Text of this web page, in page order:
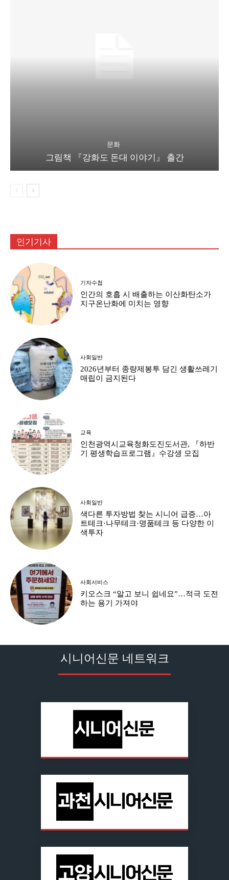
문화
그림책 『강화도 돈대 이야기』 출간
인기기사
기자수첩
인간의 호흡 시 배출하는 이산화탄소가
지구온난화에 미치는 영향
사회일반
2026년부터 종량제봉투 담긴 생활쓰레기
매립이 금지된다
교육
인천광역시교육청화도진도서관, 『하반
기 평생학습프로그램』수강생 모집
사회일반
색다른 투자방법 찾는 시니어 급증…아
트테크·나무테크·명품테크 등 다양한 이
색투자
사회서비스
키오스크 “알고 보니 쉽네요”…적극 도전
하는 용기 가져야
시니어신문 네트워크